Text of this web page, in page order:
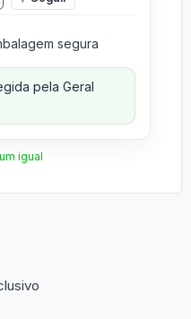
Geek Store
segura
pela Geral